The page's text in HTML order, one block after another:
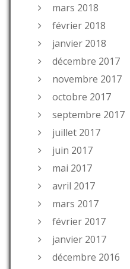
mars 2018
février 2018
janvier 2018
décembre 2017
novembre 2017
octobre 2017
septembre 2017
juillet 2017
juin 2017
mai 2017
avril 2017
mars 2017
février 2017
janvier 2017
décembre 2016